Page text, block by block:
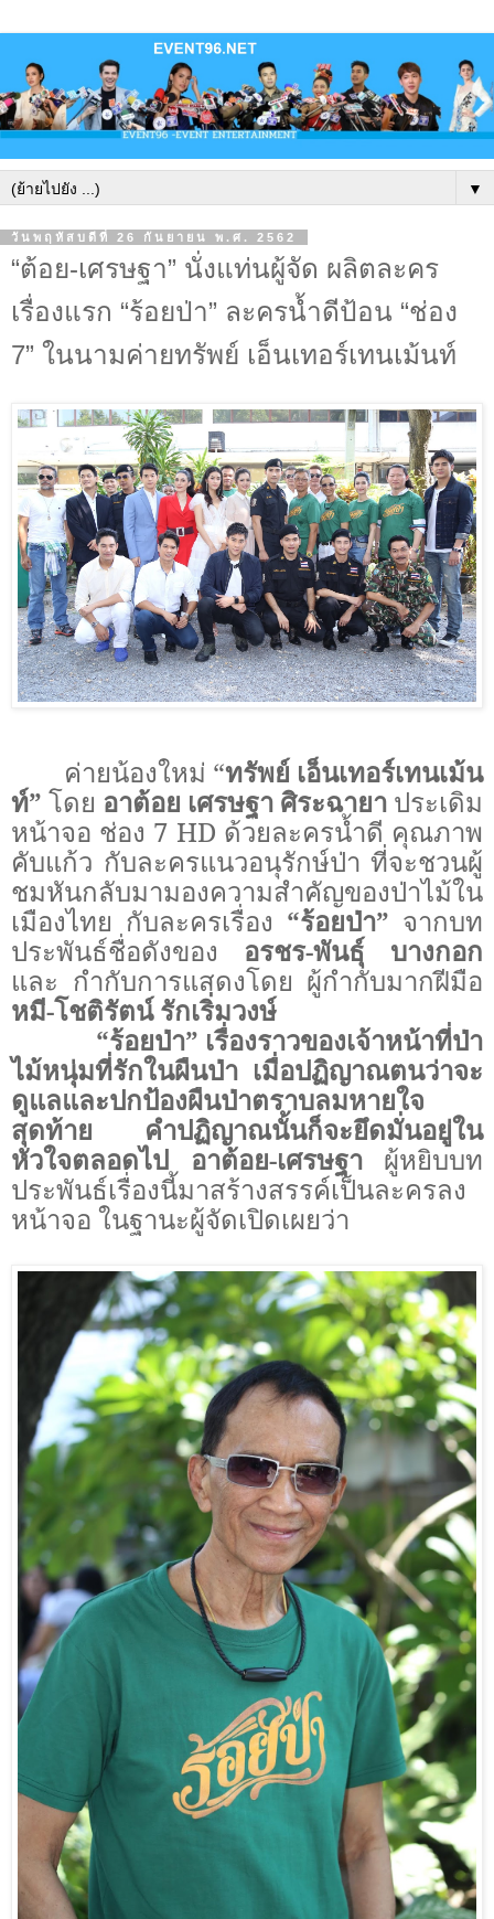
▼
วันพฤหัสบดีที่ 26 กันยายน พ.ศ. 2562
“ต้อย-เศรษฐา” นั่งแท่นผู้จัด ผลิตละคร
เรื่องแรก “ร้อยป่า” ละครน้ำดีป้อน “ช่อง
7” ในนามค่ายทรัพย์ เอ็นเทอร์เทนเม้นท์
ค่ายน้องใหม่ “ทรัพย์ เอ็นเทอร์เทนเม้น
ท์” โดย อาต้อย เศรษฐา ศิระฉายา ประเดิม
หน้าจอ ช่อง 7 HD ด้วยละครน้ำดี คุณภาพ
คับแก้ว กับละครแนวอนุรักษ์ป่า ที่จะชวนผู้
ชมหันกลับมามองความสำคัญของป่าไม้ใน
เมืองไทย กับละครเรื่อง “ร้อยป่า” จากบท
ประพันธ์ชื่อดังของ อรชร-พันธุ์ บางกอก
และ กำกับการแสดงโดย ผู้กำกับมากฝีมือ
หมี-โชติรัตน์ รักเริ่มวงษ์
“ร้อยป่า” เรื่องราวของเจ้าหน้าที่ป่า
ไม้หนุ่มที่รักในผืนป่า เมื่อปฏิญาณตนว่าจะ
ดูแลและปกป้องผืนป่าตราบลมหายใจ
สุดท้าย คำปฏิญาณนั้นก็จะยึดมั่นอยู่ใน
หัวใจตลอดไป อาต้อย-เศรษฐาผู้หยิบบท
ประพันธ์เรื่องนี้มาสร้างสรรค์เป็นละครลง
หน้าจอ ในฐานะผู้จัดเปิดเผยว่า